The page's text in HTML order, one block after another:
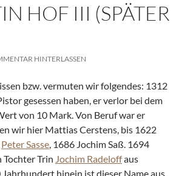
HOF III (SPÄTER
HINTERLASSEN
bzw. vermuten wir folgendes: 1312
gesessen haben, er verlor bei dem
von 10 Mark. Von Beruf war er
wir hier Mattias Cerstens, bis 1622
Peter Sasse, 1686 Jochim Saß. 1694
Tochter Trin Jochim Radeloffaus
hinein ist dieser Name aus